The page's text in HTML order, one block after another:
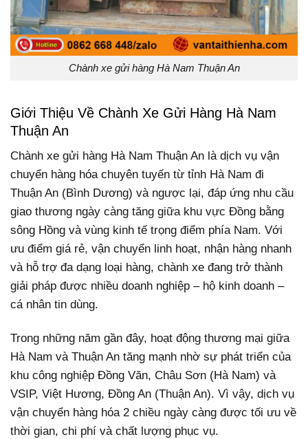
Chành xe gửi hàng Hà Nam Thuận An
Giới Thiệu Về Chành Xe Gửi Hàng Hà Nam
Thuận An
Chành xe gửi hàng Hà Nam Thuận An là dịch vụ vận
chuyển hàng hóa chuyên tuyến từ tỉnh Hà Nam đi
Thuận An (Bình Dương) và ngược lại, đáp ứng nhu cầu
giao thương ngày càng tăng giữa khu vực Đồng bằng
sông Hồng và vùng kinh tế trọng điểm phía Nam. Với
ưu điểm giá rẻ, vận chuyển linh hoạt, nhận hàng nhanh
và hỗ trợ đa dạng loại hàng, chành xe đang trở thành
giải pháp được nhiều doanh nghiệp – hộ kinh doanh –
cá nhân tin dùng.
Trong những năm gần đây, hoạt động thương mại giữa
Hà Nam và Thuận An tăng mạnh nhờ sự phát triển của
khu công nghiệp Đồng Văn, Châu Sơn (Hà Nam) và
VSIP, Việt Hương, Đồng An (Thuận An). Vì vậy, dịch vụ
vận chuyển hàng hóa 2 chiều ngày càng được tối ưu về
thời gian, chi phí và chất lượng phục vụ.